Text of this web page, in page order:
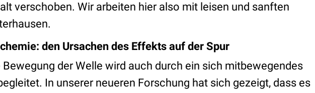
verschoben. Wir arbeiten hier also mit leisen und sanften
den Ursachen des Effekts auf der Spur
Bewegung der Welle wird auch durch ein sich mitbewegendes
In unserer neueren Forschung hat sich gezeigt, dass es